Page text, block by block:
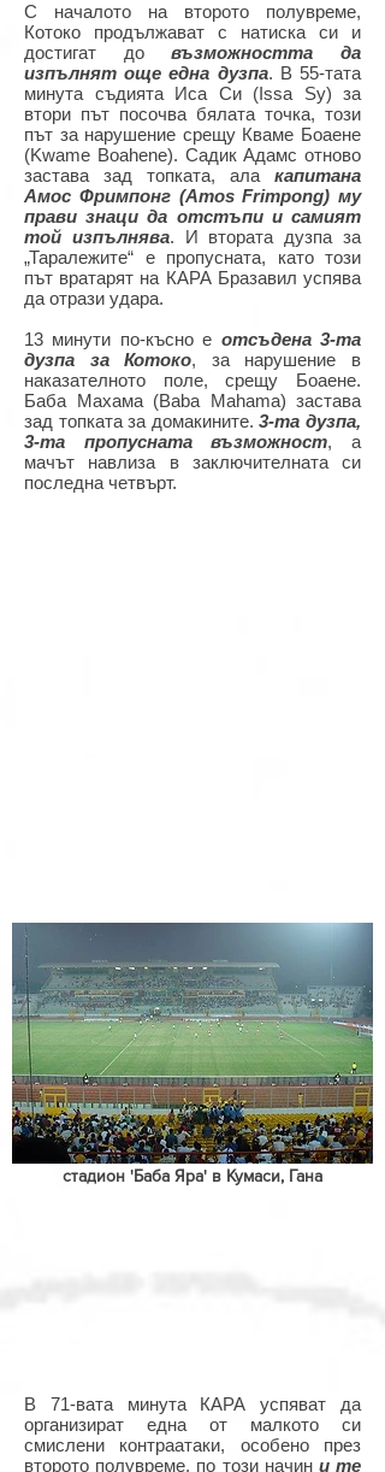
С началото на второто полувреме,
Котоко продължават с натиска си и
достигат довъзможността да
изпълнят още една дузпа. В 55-тата
минута съдията Иса Си (Issa Sy) за
втори път посочва бялата точка, този
път за нарушение срещу Кваме Боаене
(Kwame Boahene). Садик Адамс отново
застава зад топката, ала капитана
Амос Фримпонг (Amos Frimpong) му
прави знаци да отстъпи и самият
той изпълнява. И втората дузпа за
„Таралежите“ е пропусната, като този
път вратарят на КАРА Бразавил успява
да отрази удара.
13 минути по-късно е отсъдена 3-та
дузпа за Котоко, за нарушение в
наказателното поле, срещу Боаене.
Баба Махама (Baba Mahama) застава
зад топката за домакините.3-та дузпа,
3-та пропусната възможност, а
мачът навлиза в заключителната си
последна четвърт.
стадион 'Баба Яра' в Кумаси, Гана
В 71-вата минута КАРА успяват да
организират една от малкото си
смислени контраатаки, особено през
второто полувреме, по този начин и те